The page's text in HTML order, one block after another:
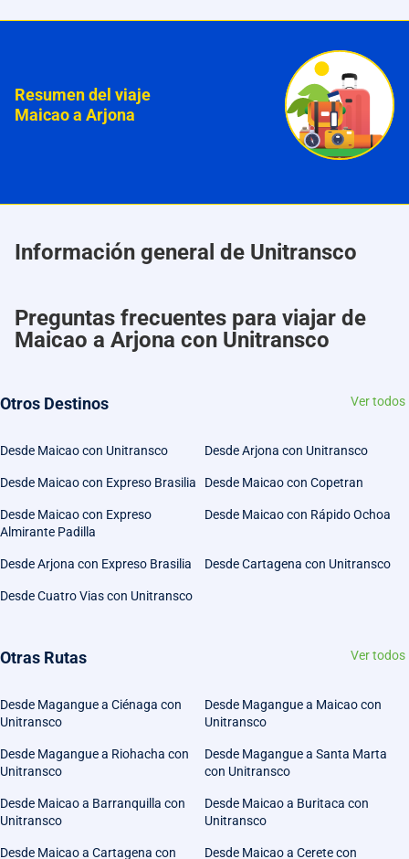
Resumen del viaje
Maicao a Arjona
Información general de Unitransco
Preguntas frecuentes para viajar de
Maicao a Arjona con Unitransco
Otros Destinos Ver todos
Desde Maicao con Unitransco Desde Arjona con Unitransco
Desde Maicao con Expreso Brasilia Desde Maicao con Copetran
Desde Maicao con Expreso
Almirante Padilla
Desde Maicao con Rápido Ochoa
Desde Arjona con Expreso Brasilia Desde Cartagena con Unitransco
Desde Cuatro Vias con Unitransco
Otras Rutas Ver todos
Desde Magangue a Ciénaga con
Unitransco
Desde Magangue a Maicao con
Unitransco
Desde Magangue a Riohacha con
Unitransco
Desde Magangue a Santa Marta
con Unitransco
Desde Maicao a Barranquilla con
Unitransco
Desde Maicao a Buritaca con
Unitransco
Desde Maicao a Cartagena con
Desde Maicao a Cerete con